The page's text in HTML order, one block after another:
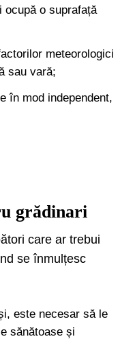
ocupă o suprafață
meteorologici
sau vară;
în mod independent,
grădinari
care ar trebui
se înmulțesc
este necesar să le
sănătoase și